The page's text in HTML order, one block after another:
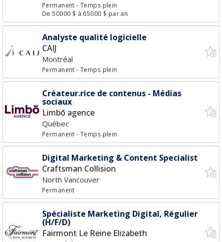
Permanent- Temps plein
De 50000 $ à 65000 $ par an
Analyste qualité logicielle
CAIJ
Montréal
Permanent- Temps plein
Créateur.rice de contenus - Médias
sociaux
Limbō agence
Québec
Permanent- Temps plein
Digital Marketing & Content Specialist
Craftsman Collision
North Vancouver
Permanent
Spécialiste Marketing Digital, Régulier
(H/F/D)
Fairmont Le Reine Elizabeth